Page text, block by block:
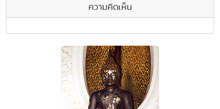
ความคิดเห็น